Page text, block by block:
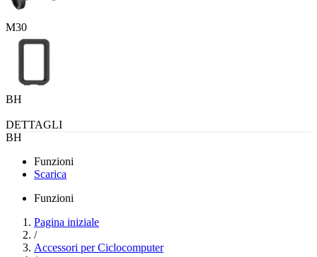
M30
BH
DETTAGLI
BH
Funzioni
Scarica
Funzioni
Pagina iniziale
/
Accessori per Ciclocomputer